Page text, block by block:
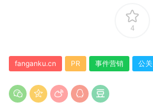
4
fanganku.cn PR 事件营销 公关